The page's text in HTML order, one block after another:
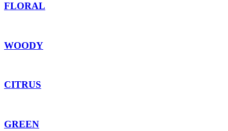
FLORAL
WOODY
CITRUS
GREEN